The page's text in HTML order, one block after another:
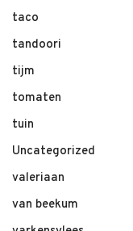
taco
tandoori
tijm
tomaten
tuin
Uncategorized
valeriaan
van beekum